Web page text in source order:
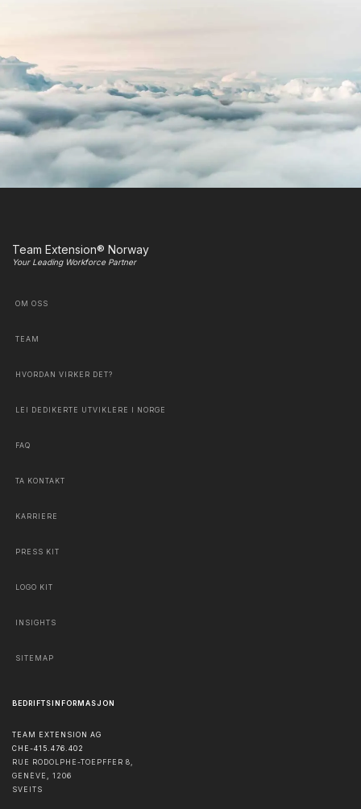
Team Extension® Norway
Your Leading Workforce Partner
OM OSS
TEAM
HVORDAN VIRKER DET?
LEI DEDIKERTE UTVIKLERE I NORGE
FAQ
TA KONTAKT
KARRIERE
PRESS KIT
LOGO KIT
INSIGHTS
SITEMAP
BEDRIFTSINFORMASJON
TEAM EXTENSION AG
CHE-415.476.402
RUE RODOLPHE-TOEPFFER 8,
GENÈVE , 1206
SVEITS